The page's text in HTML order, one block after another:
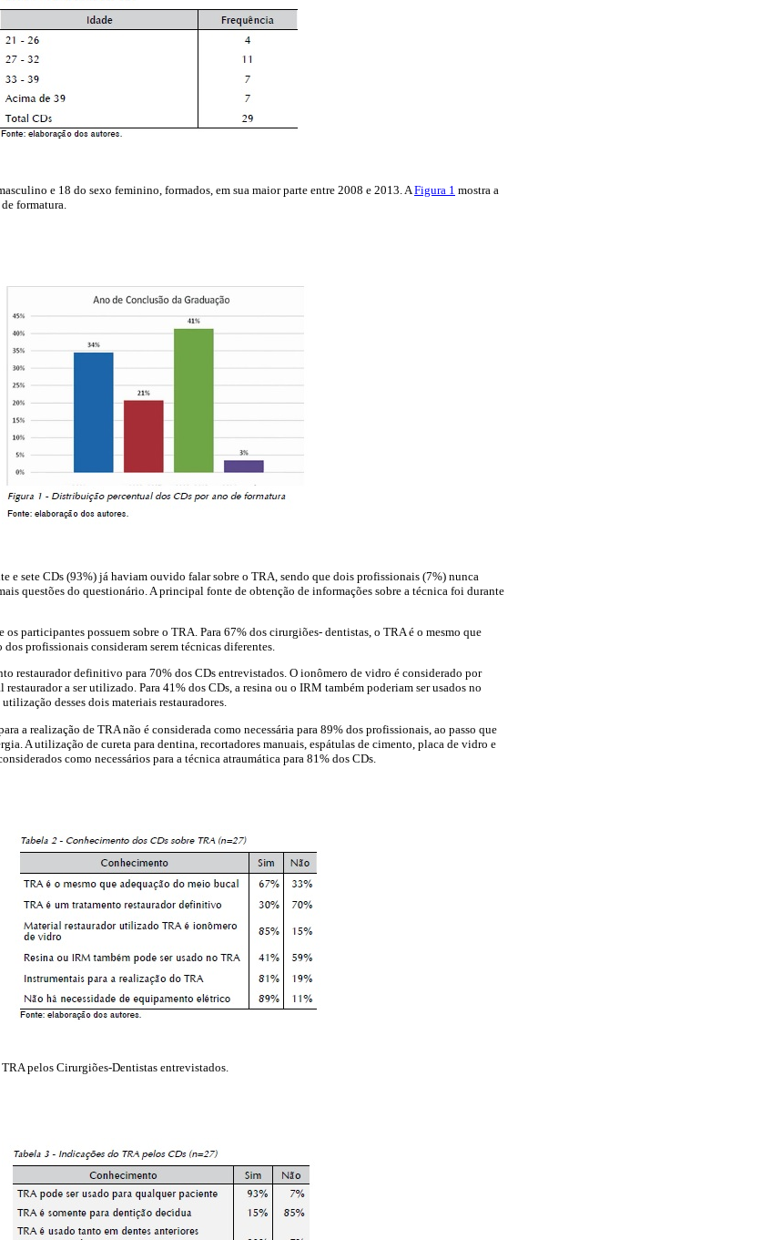
e 18 do sexo feminino, formados, em sua maior parte entre 2008 e 2013. AFigura 1 mostra a
formatura.
e sete CDs (93%) já haviam ouvido falar sobre o TRA, sendo que dois profissionais (7%) nunca
questões do questionário. A principal fonte de obtenção de informações sobre a técnica foi durante
os participantes possuem sobre o TRA. Para 67% dos cirurgiões- dentistas, o TRA é o mesmo que
profissionais consideram serem técnicas diferentes.
restaurador definitivo para 70% dos CDs entrevistados. O ionômero de vidro é considerado por
a ser utilizado. Para 41% dos CDs, a resina ou o IRM também poderiam ser usados no
desses dois materiais restauradores.
a realização de TRA não é considerada como necessária para 89% dos profissionais, ao passo que
A utilização de cureta para dentina, recortadores manuais, espátulas de cimento, placa de vidro e
como necessários para a técnica atraumática para 81% dos CDs.
pelos Cirurgiões-Dentistas entrevistados.